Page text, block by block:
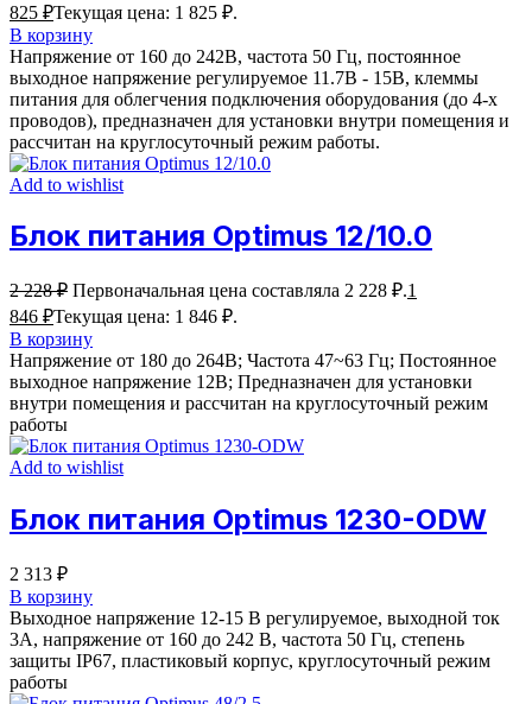
825 ₽Текущая цена: 1 825 ₽.
В корзину
Напряжение от 160 до 242В, частота 50 Гц, постоянное
выходное напряжение регулируемое 11.7В - 15В, клеммы
питания для облегчения подключения оборудования (до 4-х
проводов), предназначен для установки внутри помещения и
рассчитан на круглосуточный режим работы.
Add to wishlist
Блок питания Optimus 12/10.0
2 228₽ Первоначальная цена составляла 2 228 ₽.1
846 ₽Текущая цена: 1 846 ₽.
В корзину
Напряжение от 180 до 264В; Частота 47~63 Гц; Постоянное
выходное напряжение 12В; Предназначен для установки
внутри помещения и рассчитан на круглосуточный режим
работы
Add to wishlist
Блок питания Optimus 1230-ODW
2 313 ₽
В корзину
Выходное напряжение 12-15 В регулируемое, выходной ток
3А, напряжение от 160 до 242 В, частота 50 Гц, степень
защиты IP67, пластиковый корпус, круглосуточный режим
работы